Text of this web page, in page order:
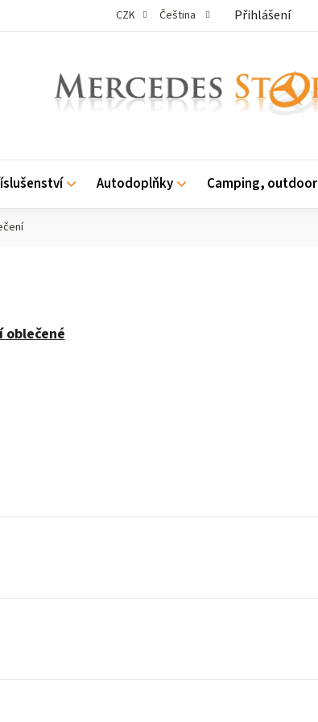
CZK Čeština Přihlášení
Autodoplňky Camping, outdoor
oblečené